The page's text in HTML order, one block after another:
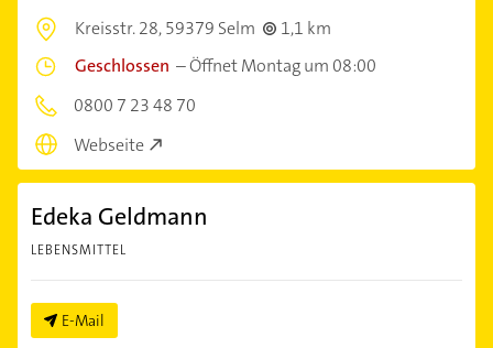
Kreisstr. 28,59379 Selm
1,1 km
Geschlossen –Öffnet Montag um 08:00
0800 7 23 48 70
Webseite
Edeka Geldmann
LEBENSMITTEL
E-Mail